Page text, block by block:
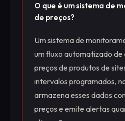
O que é um sistema de
de preços?
Um sistema de
um fluxo automatizado de
preços de produtos de
intervalos programados,
armazena esses dados
preços e emite alertas